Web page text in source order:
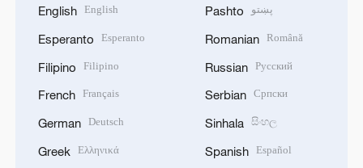
English English
Esperanto Esperanto
Filipino Filipino
French Français
German Deutsch
Greek Ελληνικά
Pashto پښتو
Romanian Română
Russian Русский
Serbian Српски
Sinhala සිංහල
Spanish Español